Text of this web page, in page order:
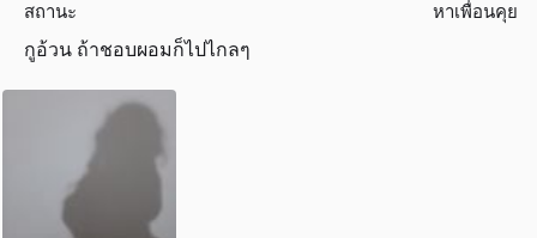
สถานะ
หาเพื่อนคุย
กูอ้วน ถ้าชอบผอมก็ไปไกลๆ